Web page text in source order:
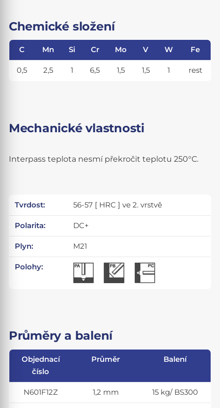
Chemické složení
C Mn Si Cr Mo V W Fe
0,5 2,5 1 6,5 1,5 1,5 1 rest
Mechanické vlastnosti
Interpass teplota nesmí překročit teplotu 250°C.
Tvrdost: 56-57 [ HRC ] ve 2. vrstvě
Polarita: DC+
Plyn: M21
Polohy:
Průměry a balení
Objednací
číslo
Průměr Balení
N601F12Z 1,2 mm 15 kg/ BS300